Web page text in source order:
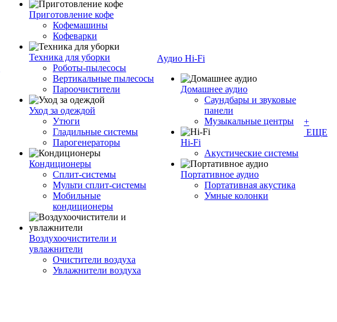
Приготовление кофе
Кофемашины
Кофеварки
Техника для уборки
Роботы-пылесосы
Вертикальные пылесосы
Пароочистители
Уход за одеждой
Утюги
Гладильные системы
Парогенераторы
Кондиционеры
Сплит-системы
Мульти сплит-системы
Мобильные
кондиционеры
Воздухоочистители и
увлажнители
Очистители воздуха
Увлажнители воздуха
Аудио Hi-Fi
Домашнее аудио
Саундбары и звуковые
панели
Музыкальные центры
Hi-Fi
Акустические системы
Портативное аудио
Портативная акустика
Умные колонки
+
ЕЩЕ